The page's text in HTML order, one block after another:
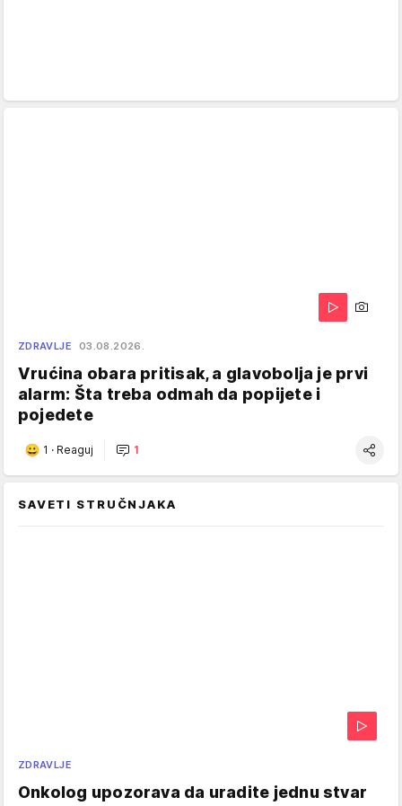
ZDRAVLJE 03.08.2026.
Vrućina obara pritisak, a glavobolja je prvi
alarm: Šta treba odmah da popijete i
pojedete
1 · Reaguj 1
SAVETI STRUČNJAKA
ZDRAVLJE
Onkolog upozorava da uradite jednu stvar